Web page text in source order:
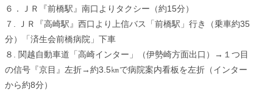
６．ＪＲ『前橋駅』南口よりタクシー（約15分）
７. ＪＲ『高崎駅』西口より上信バス「前橋駅」行き（乗車約35
分）「済生会前橋病院」下車
８. 関越自動車道「高崎インター」（伊勢崎方面出口）→１つ目
の信号『京目』左折→約3.5㎞で病院案内看板を左折（インター
から約8分）